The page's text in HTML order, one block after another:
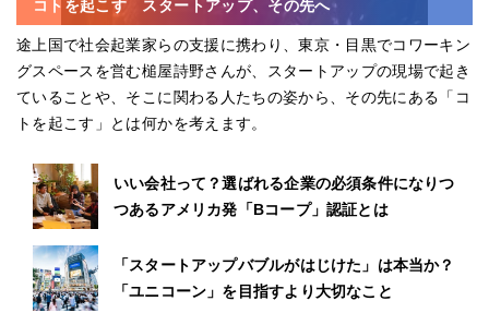
コトを起こす スタートアップ、その先へ
途上国で社会起業家らの支援に携わり、東京・目黒でコワーキン
グスペースを営む槌屋詩野さんが、スタートアップの現場で起き
ていることや、そこに関わる人たちの姿から、その先にある「コ
トを起こす」とは何かを考えます。
いい会社って？選ばれる企業の必須条件になりつ
つあるアメリカ発「Bコープ」認証とは
「スタートアップバブルがはじけた」は本当か？
「ユニコーン」を目指すより大切なこと